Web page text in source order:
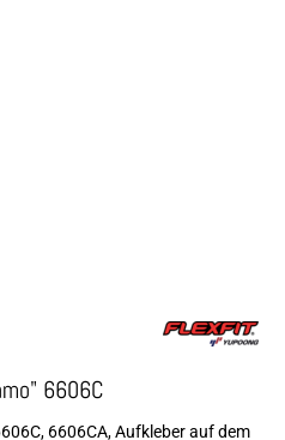
6606C
6606CA, Aufkleber auf dem